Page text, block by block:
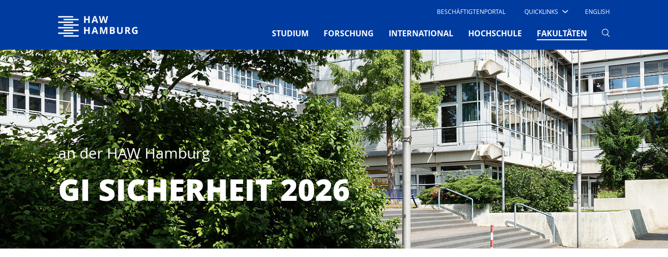
Hochschule für Angewandte Wissenschaften Hamburg BESCHÄFTIGTENPORTAL QUICKLINKS ENGLISH
STUDIUM FORSCHUNG INTERNATIONAL HOCHSCHULE FAKULTÄTEN (CURRENT)
an der HAW Hamburg
GI SICHERHEIT 2026